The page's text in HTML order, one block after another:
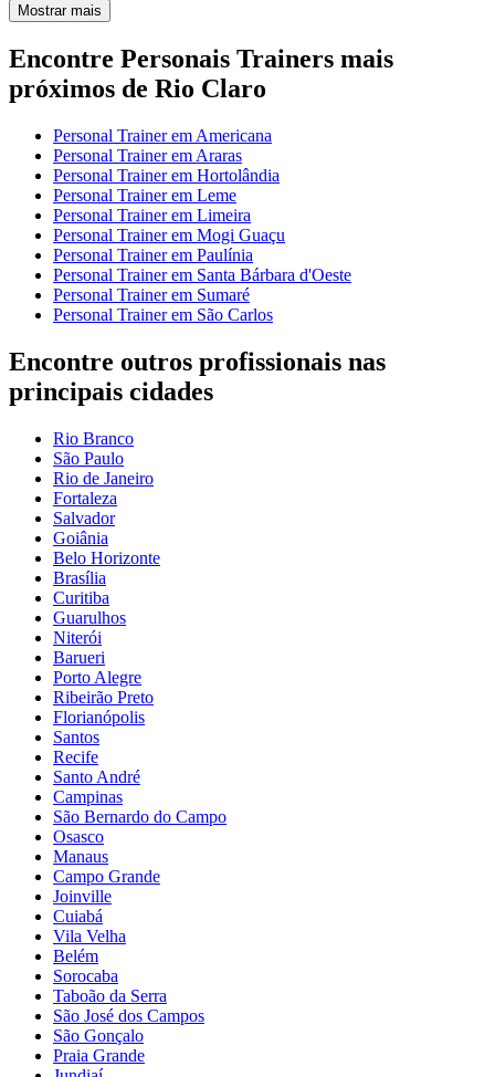
Mostrar mais
Encontre Personais Trainers mais
próximos de Rio Claro
Personal Trainer em Americana
Personal Trainer em Araras
Personal Trainer em Hortolândia
Personal Trainer em Leme
Personal Trainer em Limeira
Personal Trainer em Mogi Guaçu
Personal Trainer em Paulínia
Personal Trainer em Santa Bárbara d'Oeste
Personal Trainer em Sumaré
Personal Trainer em São Carlos
Encontre outros profissionais nas
principais cidades
Rio Branco
São Paulo
Rio de Janeiro
Fortaleza
Salvador
Goiânia
Belo Horizonte
Brasília
Curitiba
Guarulhos
Niterói
Barueri
Porto Alegre
Ribeirão Preto
Florianópolis
Santos
Recife
Santo André
Campinas
São Bernardo do Campo
Osasco
Manaus
Campo Grande
Joinville
Cuiabá
Vila Velha
Belém
Sorocaba
Taboão da Serra
São José dos Campos
São Gonçalo
Praia Grande